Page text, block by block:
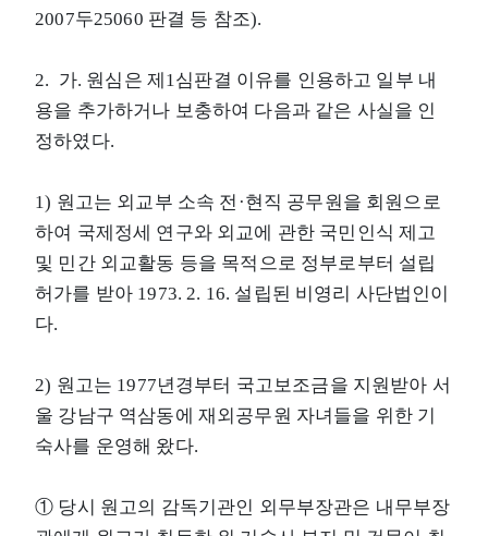
2007두25060 판결 등 참조).
2. 가. 원심은 제1심판결 이유를 인용하고 일부 내
용을 추가하거나 보충하여 다음과 같은 사실을 인
정하였다.
1) 원고는 외교부 소속 전·현직 공무원을 회원으로
하여 국제정세 연구와 외교에 관한 국민인식 제고
및 민간 외교활동 등을 목적으로 정부로부터 설립
허가를 받아 1973. 2. 16. 설립된 비영리 사단법인이
다.
2) 원고는 1977년경부터 국고보조금을 지원받아 서
울 강남구 역삼동에 재외공무원 자녀들을 위한 기
숙사를 운영해 왔다.
① 당시 원고의 감독기관인 외무부장관은 내무부장